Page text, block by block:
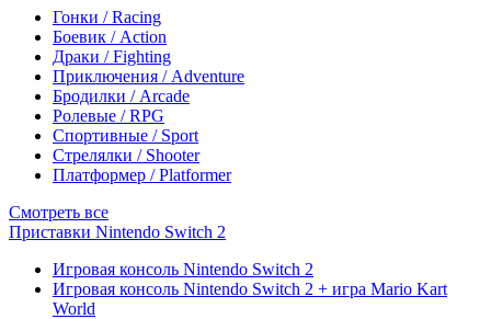
Гонки / Racing
Боевик / Action
Драки / Fighting
Приключения / Adventure
Бродилки / Arcade
Ролевые / RPG
Спортивные / Sport
Стрелялки / Shooter
Платформер / Platformer
Смотреть все
Приставки Nintendo Switch 2
Игровая консоль Nintendo Switch 2
Игровая консоль Nintendo Switch 2 + игра Mario Kart
World